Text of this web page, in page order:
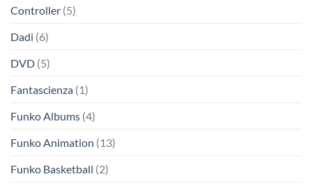
Controller (5)
Dadi (6)
DVD (5)
Fantascienza (1)
Funko Albums (4)
Funko Animation (13)
Funko Basketball (2)